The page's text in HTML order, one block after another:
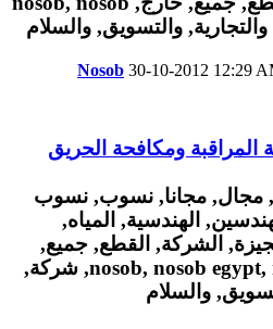
Nosob 30-10-2012 12:29
ومكافحة الحريق